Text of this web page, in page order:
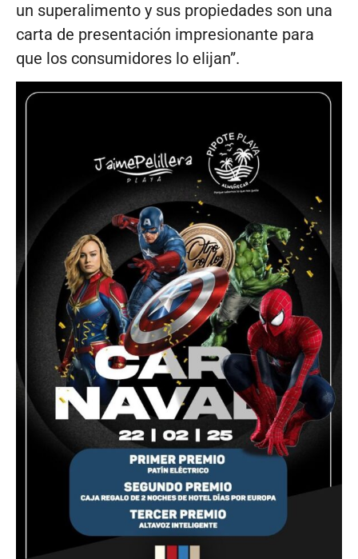
un superalimento y sus propiedades son una
carta de presentación impresionante para
que los consumidores lo elijan”.